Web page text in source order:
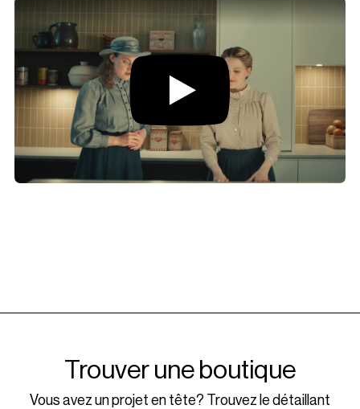
Trouver une boutique
Vous avez un projet en tête? Trouvez le détaillant